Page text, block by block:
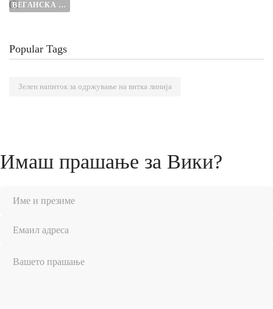
ВЕГАНСКА ЗДРАВА ИСХРАНА
Popular Tags
Зелен напиток за одржување на витка линија
Имаш прашање за Вики?